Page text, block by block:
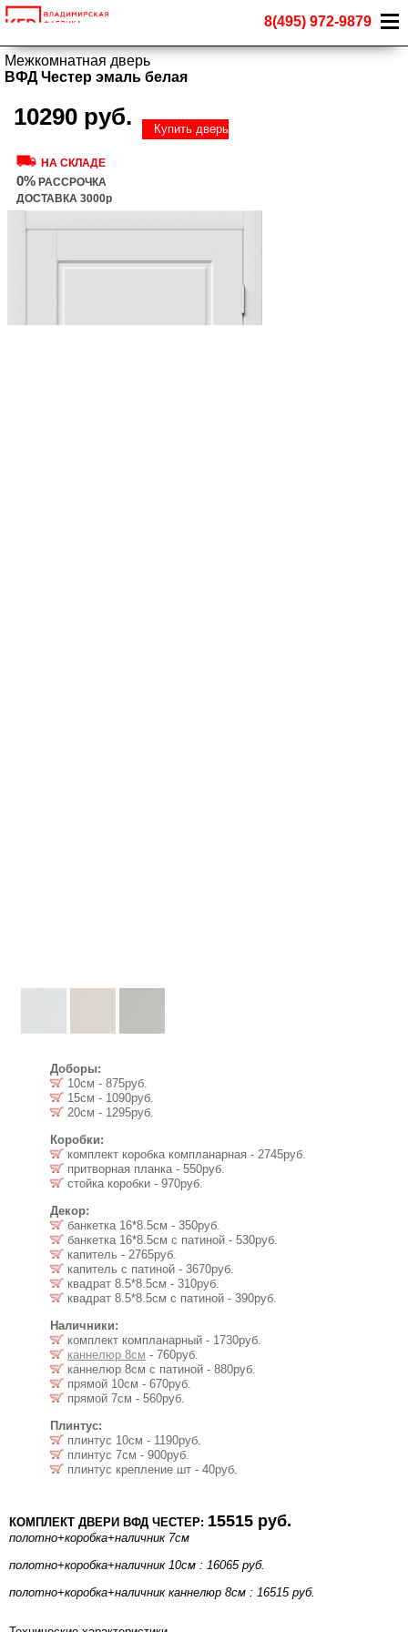
8(495) 972-9879
Межкомнатная дверь
ВФД Честер эмаль белая
10290 руб. Купить дверь
НА СКЛАДЕ
0% РАССРОЧКА
ДОСТАВКА 3000р
Доборы:
10см - 875руб.
15см - 1090руб.
20см - 1295руб.
Коробки:
комплект коробка компланарная - 2745руб.
притворная планка - 550руб.
стойка коробки - 970руб.
Декор:
банкетка 16*8.5см - 350руб.
банкетка 16*8.5см с патиной - 530руб.
капитель - 2765руб.
капитель с патиной - 3670руб.
квадрат 8.5*8.5см - 310руб.
квадрат 8.5*8.5см с патиной - 390руб.
Наличники:
комплект компланарный - 1730руб.
каннелюр 8см - 760руб.
каннелюр 8см с патиной - 880руб.
прямой 10см - 670руб.
прямой 7см - 560руб.
Плинтус:
плинтус 10см - 1190руб.
плинтус 7см - 900руб.
плинтус крепление шт - 40руб.
КОМПЛЕКТ ДВЕРИ ВФД ЧЕСТЕР: 15515 руб.
полотно+коробка+наличник 7см
полотно+коробка+наличник 10см : 16065 руб.
полотно+коробка+наличник каннелюр 8см : 16515 руб.